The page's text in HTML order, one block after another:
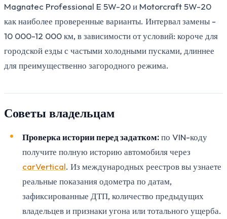
Magnatec Professional E 5W-20 и Motorcraft 5W-20
как наиболее проверенные варианты. Интервал замены -
10 000-12 000 км, в зависимости от условий: короче для
городской езды с частыми холодными пусками, длиннее
для преимущественно загородного режима.
Советы владельцам
Проверка истории перед задатком:по VIN-коду
получите полную историю автомобиля через
carVertical. Из международных реестров вы узнаете
реальные показания одометра по датам,
зафиксированные ДТП, количество предыдущих
владельцев и признаки угона или тотального ущерба.